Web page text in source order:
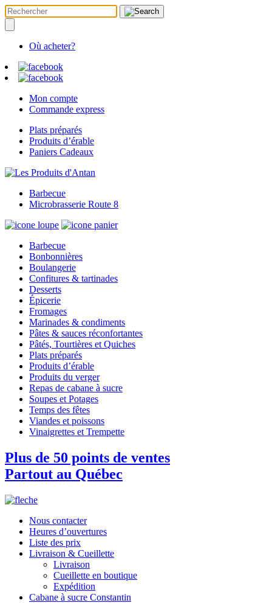
Où acheter?
Mon compte
Commande express
Plats préparés
Produits d’érable
Paniers Cadeaux
Barbecue
Microbrasserie Route 8
Barbecue
Bonbonnières
Boulangerie
Confitures & tartinades
Desserts
Épicerie
Fromages
Marinades & condiments
Pâtes & sauces réconfortantes
Pâtés, Tourtières et Quiches
Plats préparés
Produits d’érable
Produits du verger
Repas de cabane à sucre
Soupes et Potages
Temps des fêtes
Viandes et poissons
Vinaigrettes et Trempette
Plus de 50 points de ventes
Partout au Québec
Nous contacter
Heures d’ouvertures
Liste des prix
Livraison & Cueillette
Livraison
Cueillette en boutique
Expédition
Cabane à sucre Constantin